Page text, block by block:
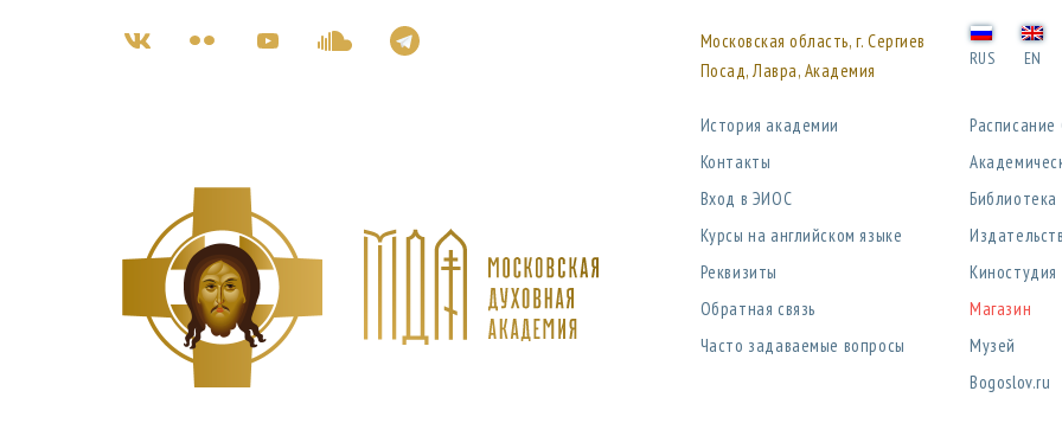
Московская область, г. Сергиев
Посад, Лавра, Академия
RUS EN
История академии
Контакты
Вход в ЭИОС
Курсы на английском языке
Реквизиты
Обратная связь
Часто задаваемые вопросы
Расписание
Библиотека
Киностудия
Магазин
Музей
Bogoslov.ru